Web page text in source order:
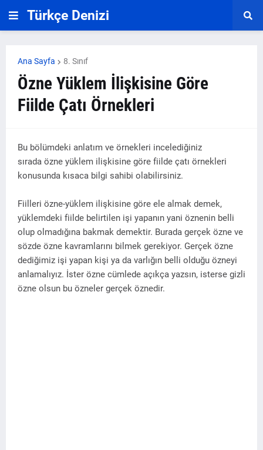
Türkçe Denizi
Ana Sayfa 8. Sınıf
Özne Yüklem İlişkisine Göre
Fiilde Çatı Örnekleri
Bu bölümdeki anlatım ve örnekleri incelediğiniz
sırada özne yüklem ilişkisine göre fiilde çatı örnekleri
konusunda kısaca bilgi sahibi olabilirsiniz.
Fiilleri özne-yüklem ilişkisine göre ele almak demek,
yüklemdeki fiilde belirtilen işi yapanın yani öznenin belli
olup olmadığına bakmak demektir. Burada gerçek özne ve
sözde özne kavramlarını bilmek gerekiyor. Gerçek özne
dediğimiz işi yapan kişi ya da varlığın belli olduğu özneyi
anlamalıyız. İster özne cümlede açıkça yazsın, isterse gizli
özne olsun bu özneler gerçek öznedir.